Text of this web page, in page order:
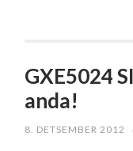
GXE5024
anda!
8. DETSEMBER 2012